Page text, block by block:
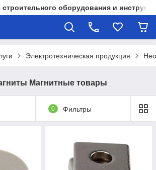
оборудования и
Электротехническая продукция
Магнитные товары
0 Фильтры